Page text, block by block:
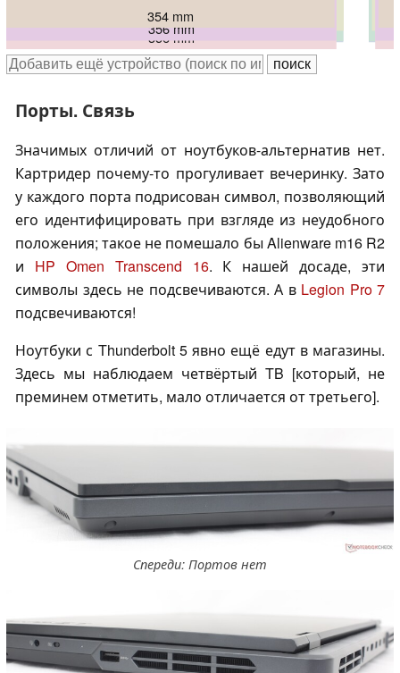
363.4 mm
363.4 mm
363.9 mm
356 mm
356 mm
354 mm
Порты. Связь
Значимых отличий от ноутбуков-альтернатив нет.
Картридер почему-то прогуливает вечеринку. Зато
у каждого порта подрисован символ, позволяющий
его идентифицировать при взгляде из неудобного
положения; такое не помешало бы Alienware m16 R2
и HP Omen Transcend 16. К нашей досаде, эти
символы здесь не подсвечиваются. А в Legion Pro 7
подсвечиваются!
Ноутбуки с Thunderbolt 5 явно ещё едут в магазины.
Здесь мы наблюдаем четвёртый TB [который, не
преминем отметить, мало отличается от третьего].
Спереди: Портов нет